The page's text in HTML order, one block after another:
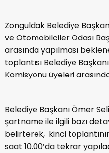
Zonguldak Belediye
ve Otomobilciler Odası
arasında yapılması
toplantısı Belediye
Komisyonu üyeleri
Belediye Başkanı Ömer
şartname ile ilgili bazı
belirterek, kinci
saat 10.00’da tekrar